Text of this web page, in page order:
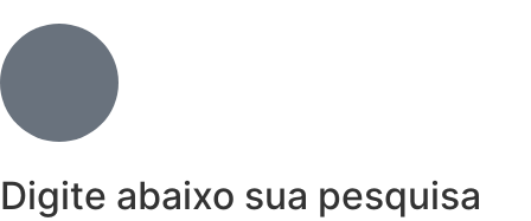
Digite abaixo sua pesquisa